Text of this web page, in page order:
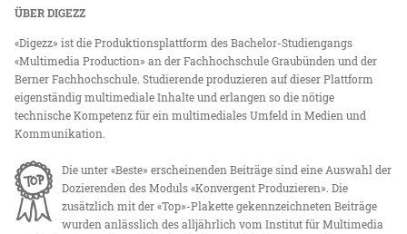
ÜBER DIGEZZ
«Digezz» ist die Produktionsplattform des Bachelor-Studiengangs
«Multimedia Production» an der Fachhochschule Graubünden und der
Berner Fachhochschule. Studierende produzieren auf dieser Plattform
eigenständig multimediale Inhalte und erlangen so die nötige
technische Kompetenz für ein multimediales Umfeld in Medien und
Kommunikation.
Die unter «Beste» erscheinenden Beiträge sind eine Auswahl der
Dozierenden des Moduls «Konvergent Produzieren». Die
zusätzlich mit der «Top»-Plakette gekennzeichneten Beiträge
wurden anlässlich des alljährlich vom Institut für Multimedia